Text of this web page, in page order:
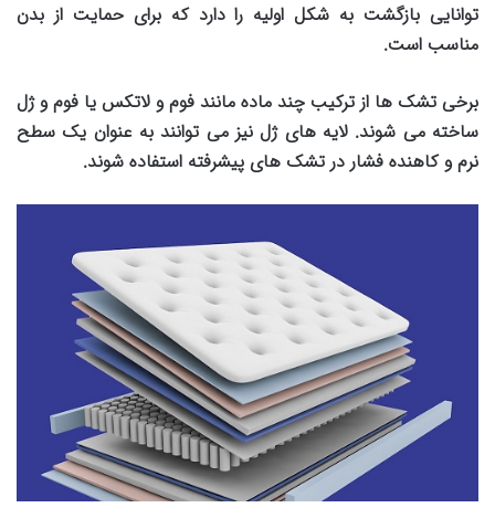
توانایی بازگشت به شکل اولیه را دارد که برای حمایت از بدن
مناسب است.
برخی تشک ها از ترکیب چند ماده مانند فوم و لاتکس یا فوم و ژل
ساخته می شوند. لایه های ژل نیز می توانند به عنوان یک سطح
نرم و کاهنده فشار در تشک های پیشرفته استفاده شوند.